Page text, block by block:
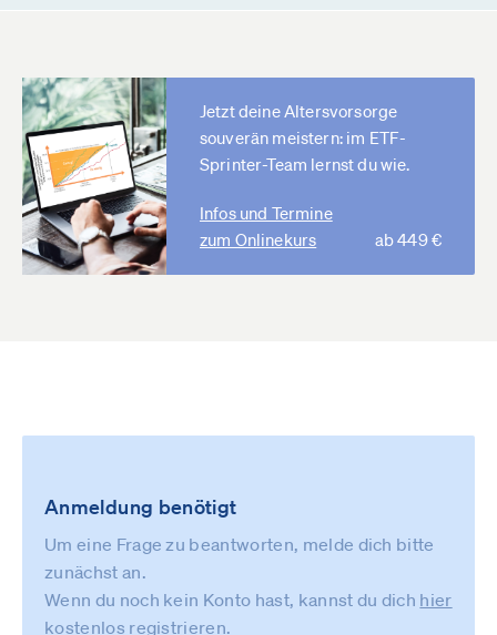
Jetzt deine Altersvorsorge
souverän meistern: im ETF-
Sprinter-Team lernst du wie.
Infos und Termine
zum Onlinekurs
ab 449 €
Anmeldung benötigt
Um eine Frage zu beantworten, melde dich bitte
zunächst an.
Wenn du noch kein Konto hast, kannst du dich hier
kostenlos registrieren.